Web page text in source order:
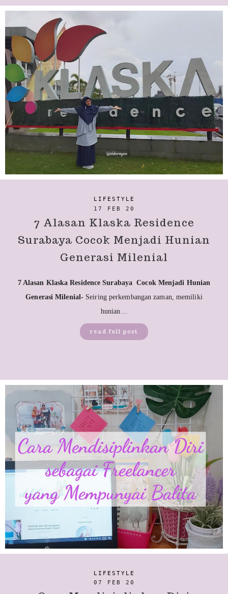
LIFESTYLE
17 FEB 20
7 Alasan Klaska Residence
Surabaya Cocok Menjadi Hunian
Generasi Milenial
7 Alasan Klaska Residence Surabaya Cocok Menjadi Hunian
Generasi Milenial- Seiring perkembangan zaman, memiliki
hunian…
read full post
LIFESTYLE
07 FEB 20